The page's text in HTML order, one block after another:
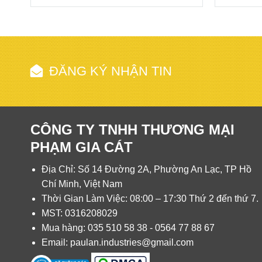
có động cơ tới
tông, thảm,…với hiệu quả cao nhất.
Đường kính mâm bàn chà là 18 inch giúp tăng diện
Phụ kiện đa dạng để thích hợp với
Với từng chức năng cụ thể Máy chà sàn tạ Paulan
thảm thì cần gắn bàn chải mềm. Đối với chà bóng
hiệu suất công việc tốt hơn cũng như tiết kiệm được
Những ứng dụng của máy chà sàn Paulan
Có thể nói máy đánh bóng sàn Paulan hoàn toàn
3HP. Nó dường như phù hợp với các công trình có
khác nhau như:
ĐĂNG KÝ NHẬN TIN
CÔNG TY TNHH THƯƠNG MẠI
PHẠM GIA CÁT
Địa Chỉ: Số 14 Đường 2A, Phường An Lạc, TP Hồ
Chí Minh, Việt Nam
Thời Gian Làm Việc: 08:00 – 17:30 Thứ 2 đến thứ 7.
MST: 0316208029
Mua hàng: 035 510 58 38 - 0564 77 88 67
Email: paulan.industries@gmail.com